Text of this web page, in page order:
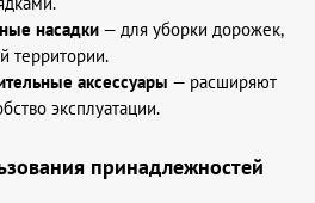
насадки — для уборки дорожек,
территории.
аксессуары — расширяют
эксплуатации.
принадлежностей